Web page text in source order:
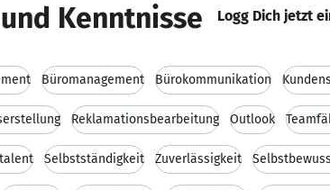
Kenntnisse Logg Dich jetzt
Büromanagement Bürokommunikation
Reklamationsbearbeitung Outlook
Selbstständigkeit Zuverlässigkeit